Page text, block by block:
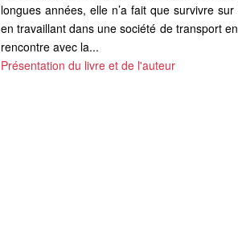
longues années, elle n’a fait que survivre
en travaillant dans une société de transport
rencontre avec la...
Présentation du livre et de l'auteur